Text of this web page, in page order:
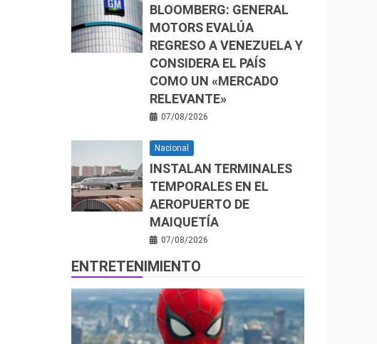
BLOOMBERG: GENERAL
MOTORS EVALÚA
REGRESO A VENEZUELA Y
CONSIDERA EL PAÍS
COMO UN «MERCADO
RELEVANTE»
07/08/2026
Nacional
INSTALAN TERMINALES
TEMPORALES EN EL
AEROPUERTO DE
MAIQUETÍA
07/08/2026
ENTRETENIMIENTO